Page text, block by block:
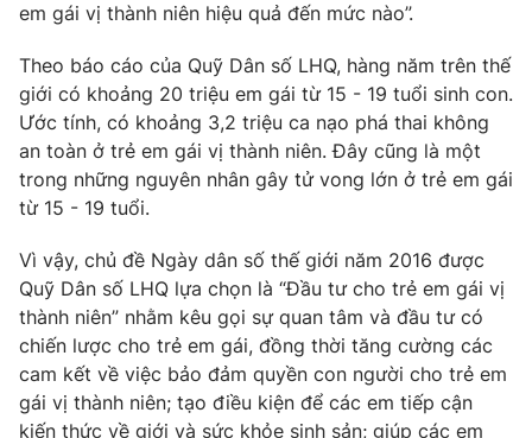
Góc doanh nghiệp
Truyền hình
Phim VTV
Hậu trường
Nhân vật
Khán giả
Giải sao mai
Giải trí
Điện ảnh
Âm nhạc
Đời sống
Du lịch
Làm đẹp
Chất lượng cuộc sống
Tuyển sinh
Học trực tuyến
Công nghệ
Hitech Công nghệ tương lai
Sản phẩm
Giao lưu trực tuyến
em gái vị thành niên hiệu quả đến mức nào”.
Theo báo cáo của Quỹ Dân số LHQ, hàng năm trên thế
giới có khoảng 20 triệu em gái từ 15 - 19 tuổi sinh con.
Ước tính, có khoảng 3,2 triệu ca nạo phá thai không
an toàn ở trẻ em gái vị thành niên. Đây cũng là một
trong những nguyên nhân gây tử vong lớn ở trẻ em gái
từ 15 - 19 tuổi.
Vì vậy, chủ đề Ngày dân số thế giới năm 2016 được
Quỹ Dân số LHQ lựa chọn là “Đầu tư cho trẻ em gái vị
thành niên” nhằm kêu gọi sự quan tâm và đầu tư có
chiến lược cho trẻ em gái, đồng thời tăng cường các
cam kết về việc bảo đảm quyền con người cho trẻ em
gái vị thành niên; tạo điều kiện để các em tiếp cận
kiến thức về giới và sức khỏe sinh sản; giúp các em